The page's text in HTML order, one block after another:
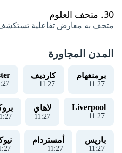
30. متحف العلوم
متحف به معارض تفاعلية تستكشف
المدن المجاورة
برمنغهام
11:27
كارديف
11:27
:27
Liverpool
11:27
لاهاي
11:27
:27
باريس
11:27
أمستردام
11:27
:27